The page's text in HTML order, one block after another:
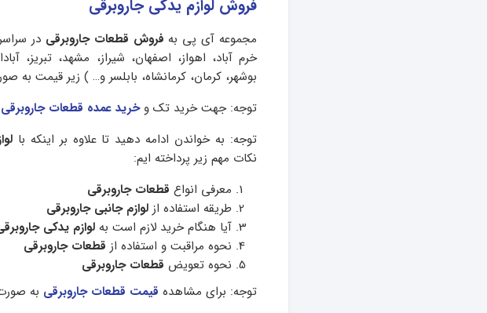
فروش لوازم یدکی جاروبرقی
مجموعه آی پی به فروش قطعات جاروبرقی در
خرم آباد، اهواز، اصفهان، شیراز، مشهد، تبریز،
بوشهر، کرمان، کرمانشاه، بابلسر و… ) زیر قیمت به
توجه: جهت خرید تک وخرید عمده قطعات جاروبرقی
توجه: به خواندن ادامه دهید تا علاوه بر اینکه با
نکات مهم زیر پرداخته ایم:
معرفی انواع قطعات جاروبرقی
طریقه استفاده ازلوازم جانبی جاروبرقی
آیا هنگام خرید لازم است بهلوازم یدکی
نحوه مراقبت و استفاده از قطعات جاروبرقی
نحوه تعویض قطعات جاروبرقی
توجه: برای مشاهده قیمت قطعات جاروبرقی به